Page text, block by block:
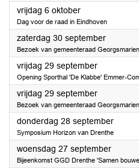
vrijdag 6 oktober2023
Dag voor de raad in Eindhoven
zaterdag 30 september2023
Bezoek van gemeenteraad
vrijdag 29 september2023
Opening Sporthal 'De Klabbe' Emmer-
vrijdag 29 september2023
Bezoek van gemeenteraad
donderdag 28 september2023
Symposium Horizon van Drenthe
woensdag 27 september2023
Bijeenkomst GGD Drenthe 'Samen